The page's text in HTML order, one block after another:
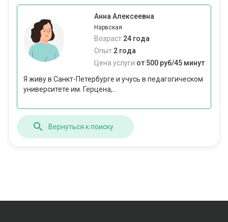
Анна Алексеевна
Нарвская
Возраст:24 года
Опыт:2 года
Цена услуги:от 500 руб/45 минут
Я живу в Санкт-Петербурге и учусь в педагогическом
университете им. Герцена,...
Вернуться к поиску